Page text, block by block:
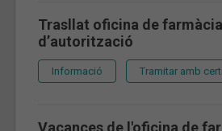
Trasllat oficina de
d’autorització
Informació Tramitar amb
Vacances de l'oficina de